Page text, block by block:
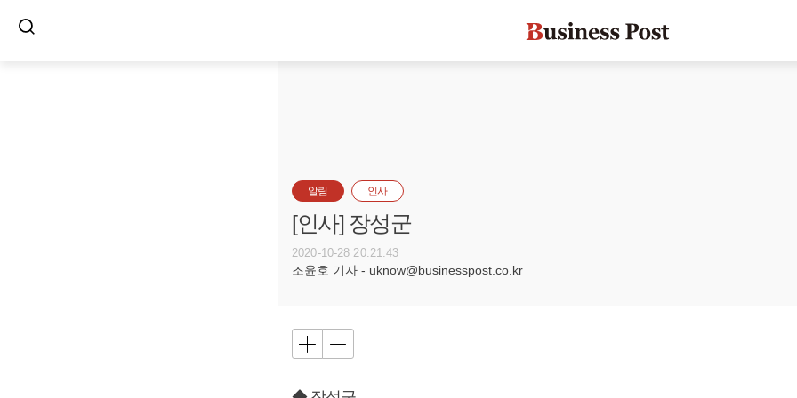
알림 인사
[인사] 장성군
2020-10-28 20:21:43
조윤호 기자 - uknow@businesspost.co.kr